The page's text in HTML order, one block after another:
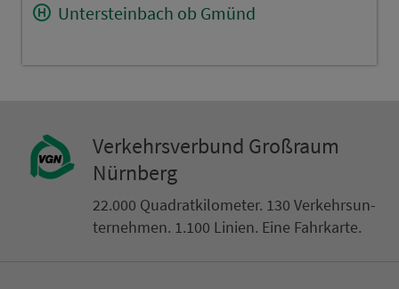
Untersteinbach ob Gmünd
Ver­kehrs­ver­bund Groß­raum
Nürn­berg
22.000 Qua­drat­ki­lo­me­ter. 130 Ver­kehrs­un­
ter­neh­men. 1.100 Linien. Eine Fahr­kar­te.